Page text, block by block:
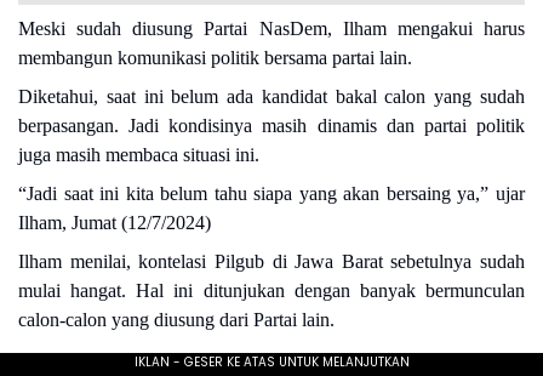
Meski sudah diusung Partai NasDem, Ilham mengakui harus
membangun komunikasi politik bersama partai lain.
Diketahui, saat ini belum ada kandidat bakal calon yang sudah
berpasangan. Jadi kondisinya masih dinamis dan partai politik
juga masih membaca situasi ini.
“Jadi saat ini kita belum tahu siapa yang akan bersaing ya,” ujar
Ilham, Jumat (12/7/2024)
Ilham menilai, kontelasi Pilgub di Jawa Barat sebetulnya sudah
mulai hangat. Hal ini ditunjukan dengan banyak bermunculan
calon-calon yang diusung dari Partai lain.